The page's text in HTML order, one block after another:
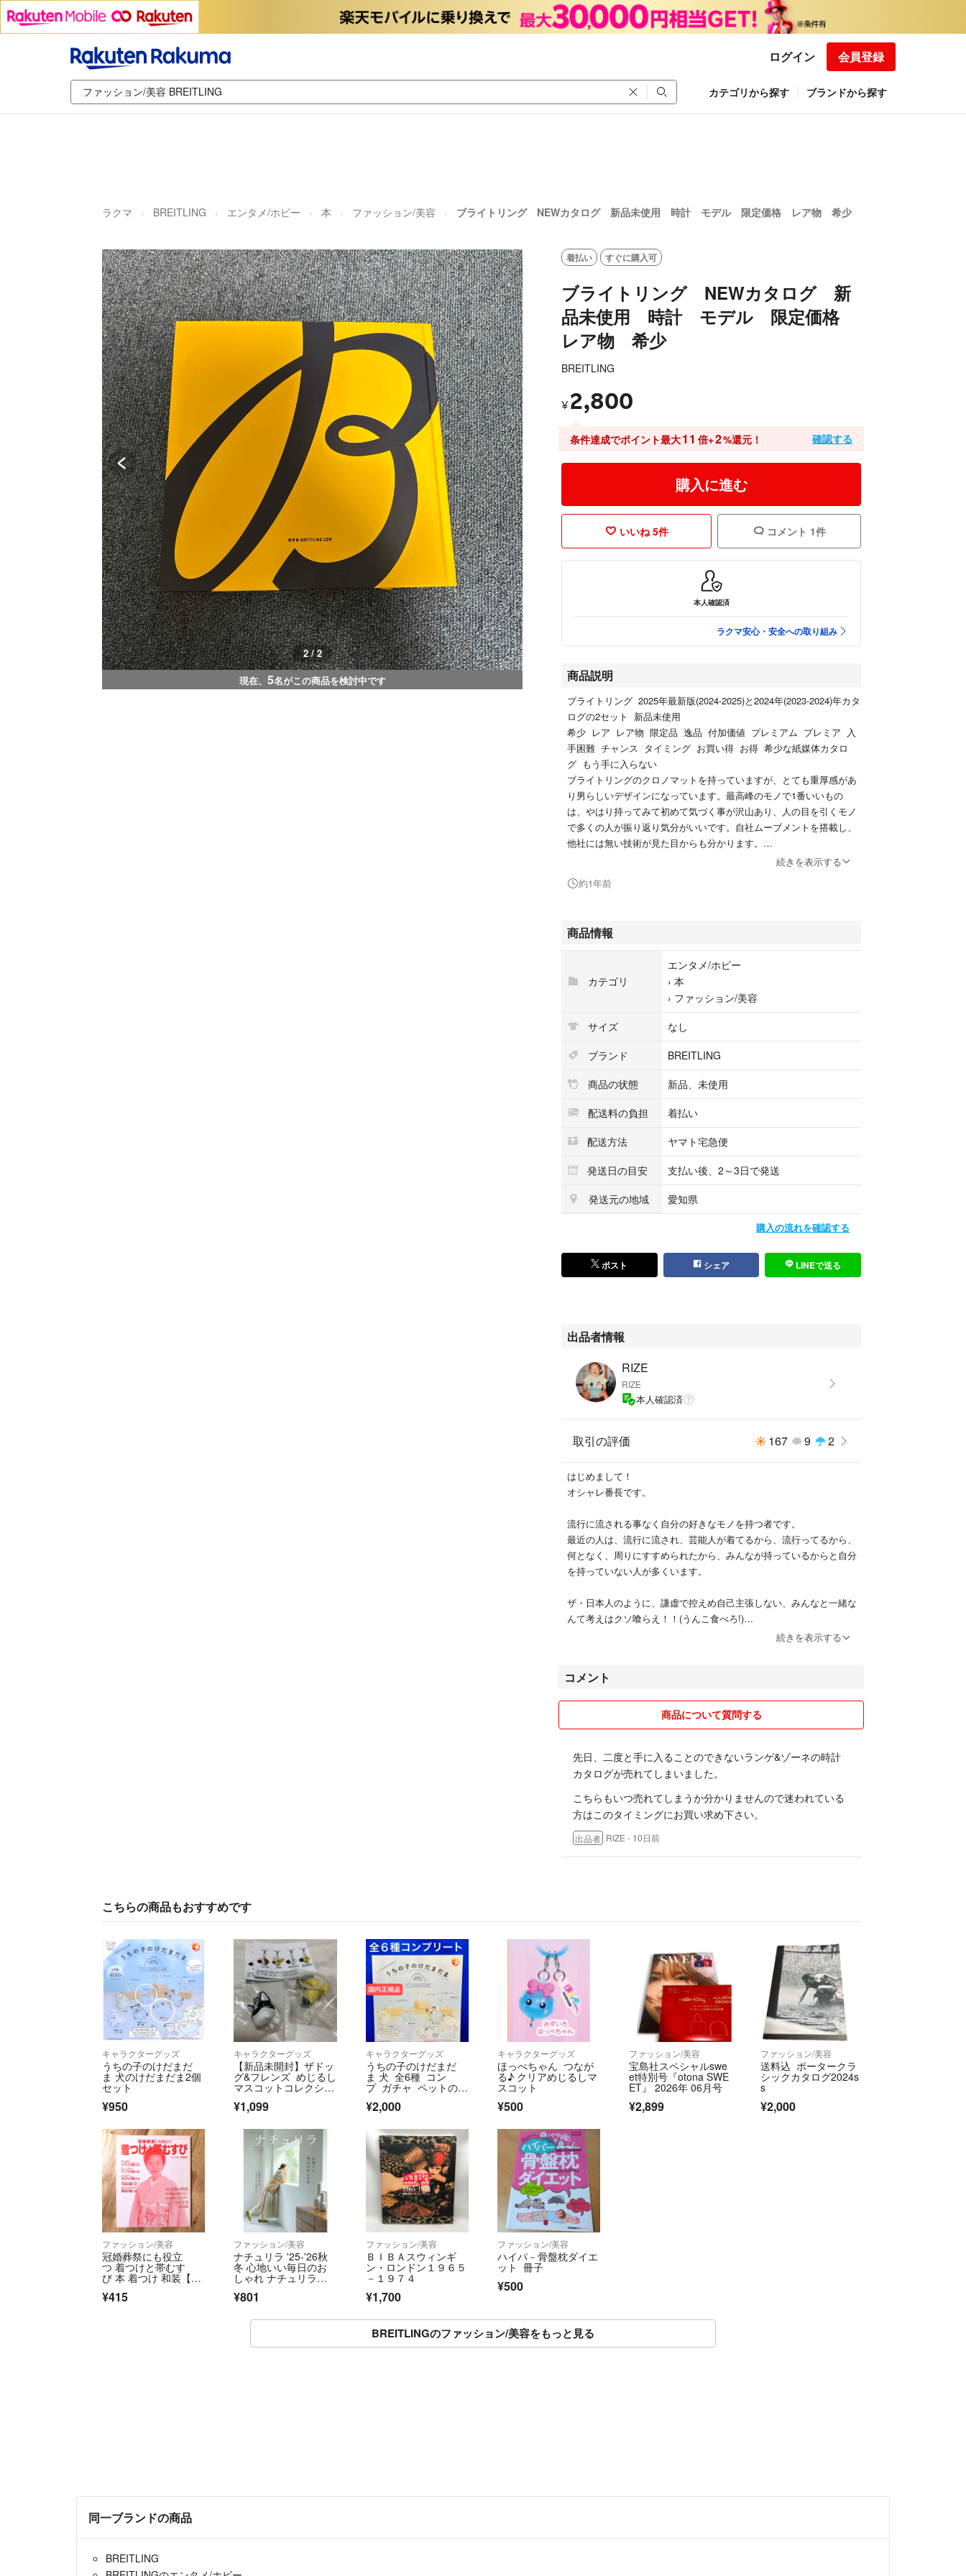
ログイン 会員登録
カテゴリから探す ブランドから探す
ラクマ BREITLING エンタメ/ホビー 本 ファッション/美容 ブライトリング NEWカタログ 新品未使用 時計 モデル 限定価格 レア物 希少
1 / 2
現在、 5名がこの商品を検討中です
着払い すぐに購入可
ブライトリング NEWカタログ 新
品未使用 時計 モデル 限定価格
レア物 希少
BREITLING
¥ 2,800
条件達成でポイント最大11 倍+2%還元！ 確認する
購入に進む
いいね 5件 コメント 1件
本人確認済
ラクマ安心・安全への取り組み
商品説明
ブライトリング 2025年最新版(2024-2025)と2024年(2023-2024)年カタ
ログの2セット 新品未使用
希少 レア レア物 限定品 逸品 付加価値 プレミアム プレミア 入
手困難 チャンス タイミング お買い得 お得 希少な紙媒体カタロ
グ もう手に入らない
ブライトリングのクロノマットを持っていますが、とても重厚感があ
り男らしいデザインになっています。最高峰のモノで1番いいもの
は、やはり持ってみて初めて気づく事が沢山あり、人の目を引くモノ
で多くの人が振り返り気分がいいです。自社ムーブメントを搭載し、
他社には無い技術が見た目からも分かります。
なものを赤いベルトでしていて日焼けもいい感じになっていてオシャ
るようで、手軽に手に入りやすくなっています。
是非、ダイバーズウォッチはサブマリーナではなくブライトリングが
ちなみにナビタイマーはパイロットウォッチなので航空系のモノで
多くの人がロレックスを使いますが、猿真似のようで恥ずかしくて仕
方がないです。よく分からない人、最初の一本目、本当にロレックス
が好きという方はいいのですが、周りがつけているから、有名だか
ら、知名度があるからという理由で付けている方がほとんどです。
自分の意思を持って、いろんなブランドを見て、歴史を知り、自分に
合ったブランドの時計を見つけて下さい。
その中でもブライトリングは男らしさを必要としている人にはもって
こいのブランドです。是非このカタログを見てブライトリングを知っ
てみて下さい。アディダス ナイキ シュプリーム トム
ブラウン コムデギャルソン バーバリー バレンシアガ ミニバッグ グ
ッチ ハンドバッグ プラダ マルジェラ セリーヌ ディオール バーバリ
ニ ユニクロ gu ディーゼル ディースクエアード エルメス シャル
ベ ブリオーニ ポールスミス エトロ キートン バレンチノ ルイジボレ
ッリ ルイヴィトン シャネル カルティエ ゼニア ビームス crimie カー
ハート ラフシモンズ ステューシー APE X
続きを表示する
約1年前
商品情報
カテゴリ
エンタメ/ホビー
› 本
› ファッション/美容
サイズ
なし
ブランド
BREITLING
商品の状態
新品、未使用
配送料の負担
着払い
配送方法
ヤマト宅急便
発送日の目安
支払い後、2～3日で発送
発送元の地域
愛知県
購入の流れを確認する
ポスト シェア LINEで送る
出品者情報
RIZE
RIZE
本人確認済
取引の評価 167 9 2
はじめまして！
オシャレ番長です。
流行に流される事なく自分の好きなモノを持つ者です。
最近の人は、流行に流され、芸能人が着てるから、流行ってるから、
何となく、周りにすすめられたから、みんなが持っているからと自分
を持っていない人が多くいます。
ザ・日本人のように、謙虚で控えめ自己主張しない、みんなと一緒な
んて考えはクソ喰らえ！！(うんこ食べろ!)
みんなが着てないから恥ずかしい？廃った物を着てると恥ずかしい？
みんなが着ていないからカッコいい！個性的！廃ったモノじゃなく
「今自分はこれが着たいの！」
流行に乗っている人は周りに流されている、自分では着たいモノ、身
かりの可愛そうな人！
「好きなものは好き❗️嫌いなものは嫌い❗️」それを、はっきり言える人
がカッコいいんじゃないかな？
何かに左右されるんやなくて、ダサいモノも(事も)周りからどんな事
を言われてもやり続ける。そうすると周りから一目置かれてその生き
オタクの人もはたから見たらダサい人！！でもあの振り付けやアイド
びても気にしないほどの夢中なれるもの持っていて熱中してる姿はカ
それを、ネットとかで本名も明かさず匿名であーだこーだ言っている
趣味もなく、スマホゲームばかりやって課金して自分を抑えれないカ
マ野郎の方がよっぽどカッコ悪いと思う！
自分！！というものをしっかり持って、昔の日本人らしい漢(オトコ)
になりましょう！
続きを表示する
コメント
商品について質問する
先日、二度と手に入ることのできないランゲ&ゾーネの時計
カタログが売れてしまいました。
こちらもいつ売れてしまうか分かりませんので迷われている
方はこのタイミングにお買い求め下さい。
出品者 RIZE - 10日前
こちらの商品もおすすめです
キャラクターグッズ
うちの子のけだまだ
ま 犬のけだまだま2個
セット
¥950
キャラクターグッズ
【新品未開封】ザドッ
グ&フレンズ めじるし
マスコットコレクショ
¥1,099
キャラクターグッズ
うちの子のけだまだ
ま 犬 全6種 コン
プ ガチャ ペットの毛
¥2,000
キャラクターグッズ
ほっぺちゃん つなが
る♪ クリアめじるしマ
スコット
¥500
ファッション/美容
宝島社スペシャルswe
et特別号『otona SWE
ET』 2026年 06月号
¥2,899
ファッション/美容
送料込 ポータークラ
シックカタログ2024s
s
¥2,000
ファッション/美容
冠婚葬祭にも役立
つ 着つけと帯むす
び 本 着つけ 和装【匿
名配送】
¥415
ファッション/美容
ナチュリラ '25-'26秋
冬 心地いい毎日のお
しゃれ ナチュリラ別
冊 / 主婦と生活社（ム
ック）
¥801
ファッション/美容
ＢＩＢＡスウィンギ
ン・ロンドン１９６５
－１９７４
¥1,700
ファッション/美容
ハイパ－骨盤枕ダイエ
ット 冊子
¥500
BREITLINGのファッション/美容をもっと見る
同一ブランドの商品
BREITLING